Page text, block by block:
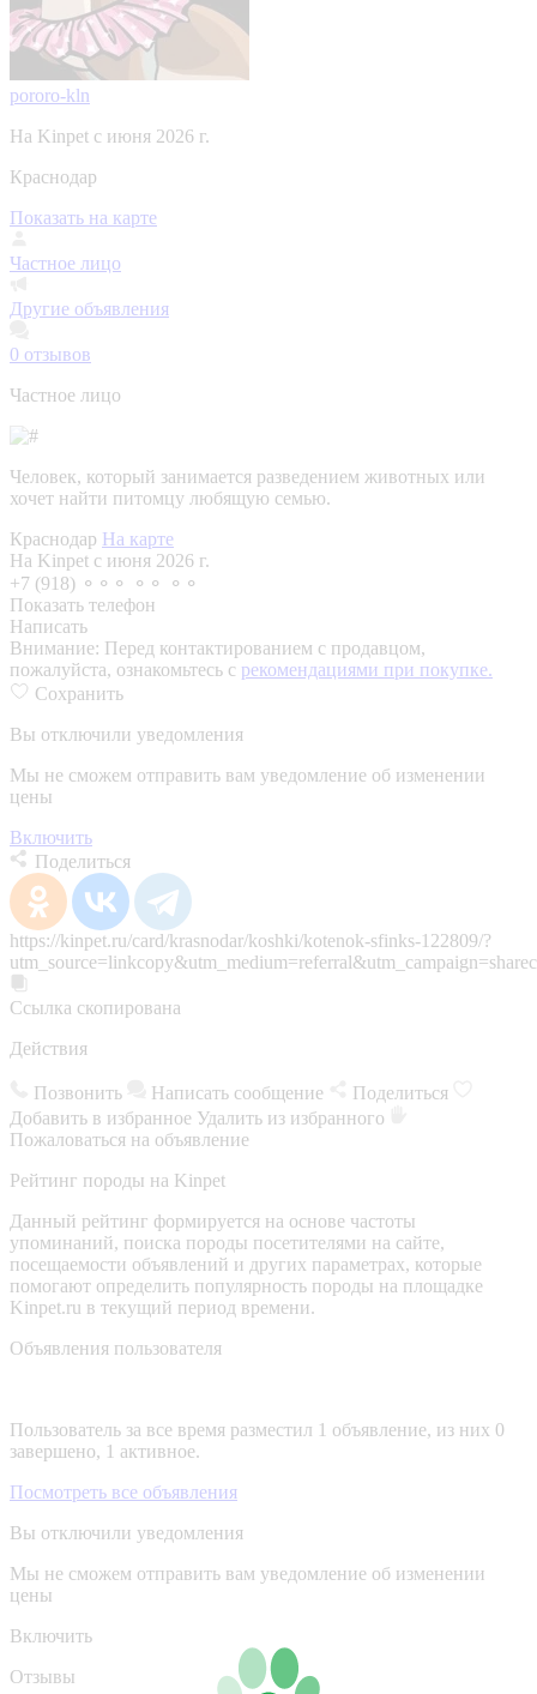
pororo-kln
На Kinpet c июня 2026 г.
Краснодар
Показать на карте
Частное лицо
Другие объявления
0 отзывов
Частное лицо
Человек, который занимается разведением животных или
хочет найти питомцу любящую семью.
Краснодар На карте
На Kinpet c июня 2026 г.
+7 (918) ⚬⚬⚬ ⚬⚬ ⚬⚬
Показать телефон
Написать
Внимание: Перед контактированием с продавцом,
пожалуйста, ознакомьтесь с рекомендациями при покупке.
Сохранить
Вы отключили уведомления
Мы не сможем отправить вам уведомление об изменении
цены
Включить
Поделиться
https://kinpet.ru/card/krasnodar/koshki/kotenok-sfinks-122809/?
Ссылка скопирована
Действия
Позвонить Написать сообщение
Поделиться
Добавить в избранное Удалить из избранного
Пожаловаться на объявление
Рейтинг породы на Kinpet
Данный рейтинг формируется на основе частоты
упоминаний, поиска породы посетителями на сайте,
посещаемости объявлений и других параметрах, которые
помогают определить популярность породы на площадке
Kinpet.ru в текущий период времени.
Объявления пользователя
Пользователь за все время разместил 1 объявление, из них 0
завершено, 1 активное.
Посмотреть все объявления
Вы отключили уведомления
Мы не сможем отправить вам уведомление об изменении
цены
Включить
Отзывы